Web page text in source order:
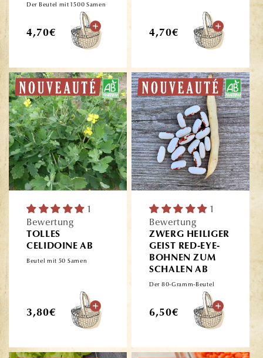
Der Beutel mit 1500 Samen
Normaler
4,70€
Normaler
4,70€
1
Bewertung
TOLLES
CELIDOINE AB
Beutel mit 50 Samen
Normaler
3,80€
1
Bewertung
ZWERG HEILIGER
GEIST RED-EYE-
BOHNEN ZUM
SCHALEN AB
Der 80-Gramm-Beutel
Normaler
6,50€